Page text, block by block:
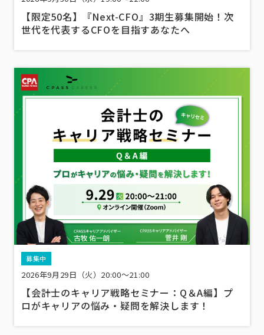
【限定50名】『Next-CFO』3期生募集開始！次
世代を代表するCFOを目指すあなたへ
募集中
2026年9月29日（火）20:00～21:00
【会計士のキャリア戦略セミナー：Q＆A編】プ
ロがキャリアの悩み・疑問を解決します！